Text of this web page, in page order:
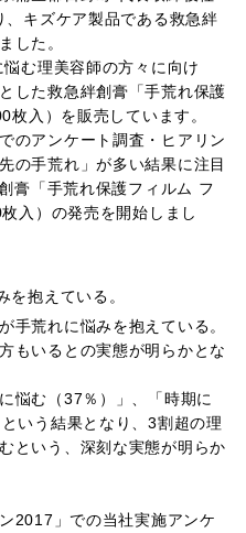
キズケア製品である救急絆
した。
む理美容師の方々に向け
した救急絆創膏「手荒れ保護
入）を販売しています。
のアンケート調査・ヒアリン
の手荒れ」が多い結果に注目
膏「手荒れ保護フィルム フ
入）の発売を開始しまし
抱えている。
手荒れに悩みを抱えている。
もいるとの実態が明らかとな
悩む（37％）」、「時期に
いう結果となり、3割超の理
という、深刻な実態が明らか
2017」での当社実施アンケ